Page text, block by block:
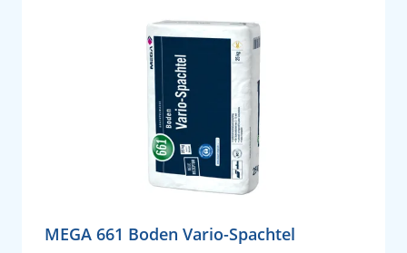
MEGA 661 Boden Vario-Spachtel